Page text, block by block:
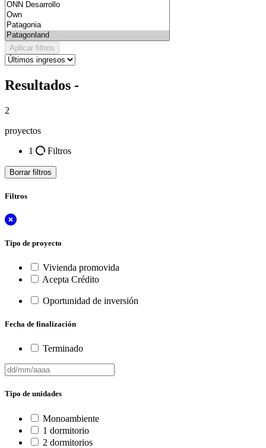
Aplicar filtros
Resultados -
2
proyectos
1
Filtros
Borrar filtros
Filtros
Tipo de proyecto
Vivienda promovida
Acepta Crédito
Oportunidad de inversión
Fecha de finalización
Terminado
Tipo de unidades
Monoambiente
1 dormitorio
2 dormitorios